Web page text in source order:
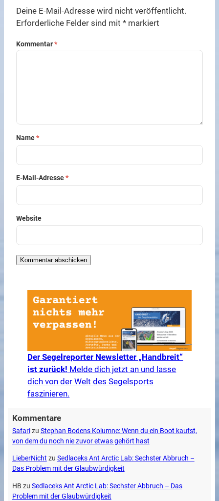
Deine E-Mail-Adresse wird nicht veröffentlicht.
Erforderliche Felder sind mit* markiert
Kommentar*
Name*
E-Mail-Adresse*
Website
Der Segelreporter Newsletter „Handbreit“
ist zurück! Melde dich jetzt an und lasse
dich von der Welt des Segelsports
faszinieren.
Kommentare
Safarizu Stephan Bodens Kolumne: Wenn du ein Boot kaufst,
von dem du noch nie zuvor etwas gehört hast
LieberNicht zu Sedlaceks Ant Arctic Lab: Sechster Abbruch –
Das Problem mit der Glaubwürdigkeit
HB zu Sedlaceks Ant Arctic Lab: Sechster Abbruch – Das
Problem mit der Glaubwürdigkeit